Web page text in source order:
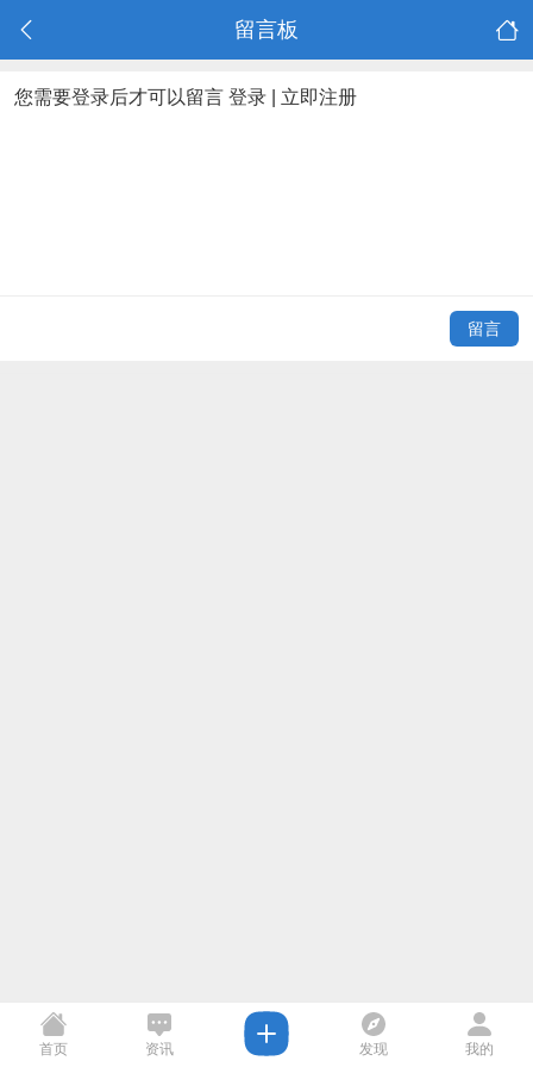
留言板
您需要登录后才可以留言 登录 立即注册
留言
首页 资讯 发现 我的